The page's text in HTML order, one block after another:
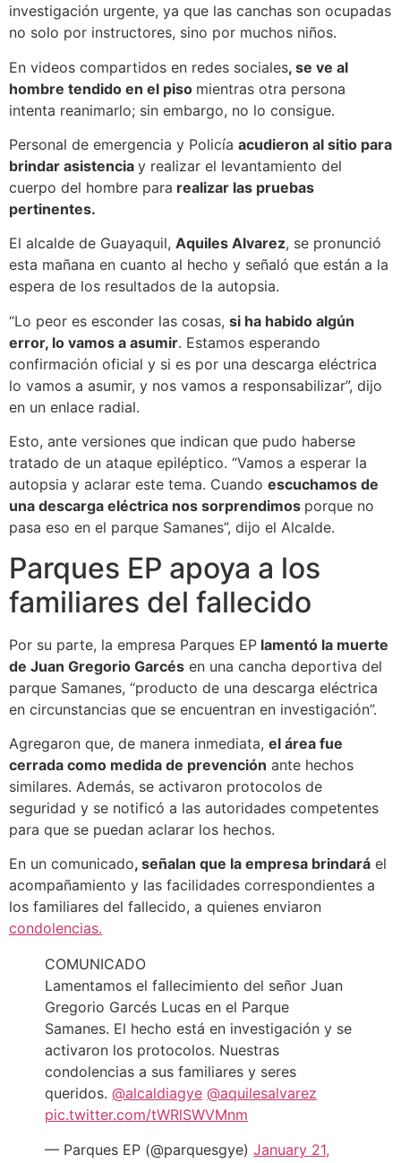
investigación urgente, ya que las canchas son ocupadas
no solo por instructores, sino por muchos niños.
En videos compartidos en redes sociales, se ve al
hombre tendido en el piso mientras otra persona
intenta reanimarlo; sin embargo, no lo consigue.
Personal de emergencia y Policía acudieron al sitio para
brindar asistencia y realizar el levantamiento del
cuerpo del hombre para realizar las pruebas
pertinentes.
El alcalde de Guayaquil, Aquiles Alvarez, se pronunció
esta mañana en cuanto al hecho y señaló que están a la
espera de los resultados de la autopsia.
“Lo peor es esconder las cosas, si ha habido algún
error, lo vamos a asumir. Estamos esperando
confirmación oficial y si es por una descarga eléctrica
lo vamos a asumir, y nos vamos a responsabilizar”, dijo
en un enlace radial.
Esto, ante versiones que indican que pudo haberse
tratado de un ataque epiléptico. “Vamos a esperar la
autopsia y aclarar este tema. Cuando escuchamos de
una descarga eléctrica nos sorprendimos porque no
pasa eso en el parque Samanes”, dijo el Alcalde.
Parques EP apoya a los
familiares del fallecido
Por su parte, la empresa Parques EP lamentó la muerte
de Juan Gregorio Garcés en una cancha deportiva del
parque Samanes, “producto de una descarga eléctrica
en circunstancias que se encuentran en investigación”.
Agregaron que, de manera inmediata, el área fue
cerrada como medida de prevención ante hechos
similares. Además, se activaron protocolos de
seguridad y se notificó a las autoridades competentes
para que se puedan aclarar los hechos.
En un comunicado, señalan que la empresa brindará el
acompañamiento y las facilidades correspondientes a
los familiares del fallecido, a quienes enviaron
condolencias.
COMUNICADO
Lamentamos el fallecimiento del señor Juan
Gregorio Garcés Lucas en el Parque
Samanes. El hecho está en investigación y se
activaron los protocolos. Nuestras
condolencias a sus familiares y seres
queridos. @alcaldiagye @aquilesalvarez
pic.twitter.com/tWRlSWVMnm
— Parques EP (@parquesgye) January 21,